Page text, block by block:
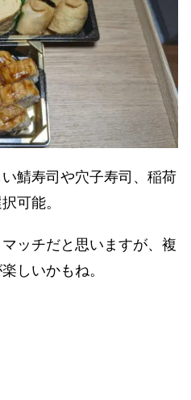
鯖寿司や穴子寿司、稲荷
可能。
ッチだと思いますが、複
しいかもね。